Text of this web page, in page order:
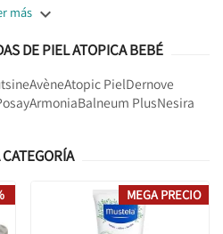
más 
DE PIEL ATOPICA BEBÉ
AvèneAtopic PielDernove
ArmoniaBalneum PlusNesira
MEGA PRECIO